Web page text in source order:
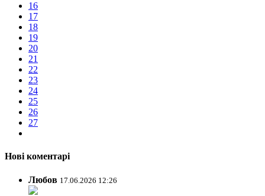
16
17
18
19
20
21
22
23
24
25
26
27
Нові коментарі
Любов 17.06.2026 12:26